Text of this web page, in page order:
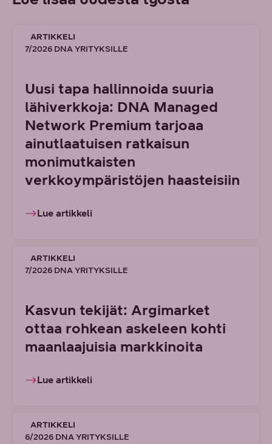
ARTIKKELI
7/2026 DNA YRITYKSILLE
Uusi tapa hallinnoida suuria
lähiverkkoja: DNA Managed
Network Premium tarjoaa
ainutlaatuisen ratkaisun
monimutkaisten
verkkoympäristöjen haasteisiin
Lue artikkeli
ARTIKKELI
7/2026 DNA YRITYKSILLE
Kasvun tekijät: Argimarket
ottaa rohkean askeleen kohti
maanlaajuisia markkinoita
Lue artikkeli
ARTIKKELI
6/2026 DNA YRITYKSILLE